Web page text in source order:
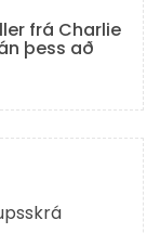
frá Charlie
þess að